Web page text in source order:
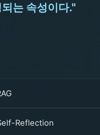
는 속성이다."
Reflection